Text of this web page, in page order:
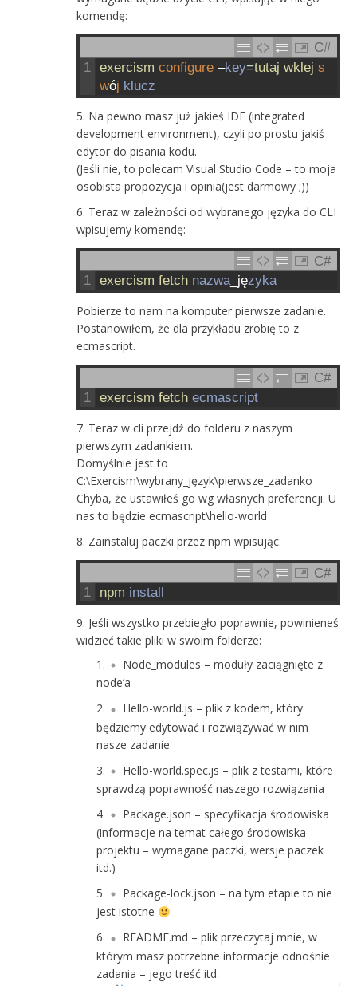
komendę:
C#
1
exercism configure –key=tutaj wklej s
wój klucz
Na pewno masz już jakieś IDE (integrated
development environment), czyli po prostu jakiś
edytor do pisania kodu.
(Jeśli nie, to polecam Visual Studio Code – to moja
osobista propozycja i opinia(jest darmowy ;))
Teraz w zależności od wybranego języka do CLI
wpisujemy komendę:
C#
1 exercism fetch nazwa_ języka
Pobierze to nam na komputer pierwsze zadanie.
Postanowiłem, że dla przykładu zrobię to z
ecmascript.
C#
1
exercism fetch ecmascript
Teraz w cli przejdź do folderu z naszym
pierwszym zadankiem.
Domyślnie jest to
C:\Exercism\wybrany_język\pierwsze_zadanko
Chyba, że ustawiłeś go wg własnych preferencji. U
nas to będzie ecmascript\hello-world
Zainstaluj paczki przez npm wpisując:
C#
1
npm install
Jeśli wszystko przebiegło poprawnie, powinieneś
widzieć takie pliki w swoim folderze:
Node_modules – moduły zaciągnięte z
node’a
Hello-world.js – plik z kodem, który
będziemy edytować i rozwiązywać w nim
nasze zadanie
Hello-world.spec.js – plik z testami, które
sprawdzą poprawność naszego rozwiązania
Package.json – specyfikacja środowiska
(informacje na temat całego środowiska
projektu – wymagane paczki, wersje paczek
itd.)
Package-lock.json – na tym etapie to nie
jest istotne
README.md – plik przeczytaj mnie, w
którym masz potrzebne informacje odnośnie
zadania – jego treść itd.